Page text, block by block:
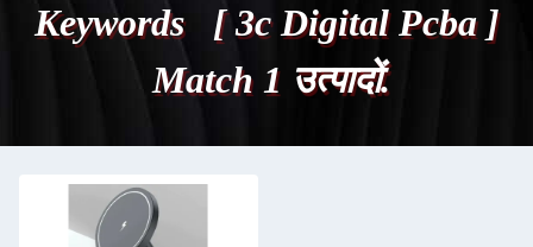
Keywords [ 3c Digital Pcba ]
Match 1 उत्पादों.